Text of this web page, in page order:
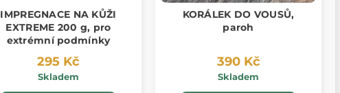
IMPREGNACE NA KŮŽI
EXTREME 200 g, pro
extrémní podmínky
295 Kč
Skladem
KORÁLEK DO VOUSŮ,
paroh
390 Kč
Skladem